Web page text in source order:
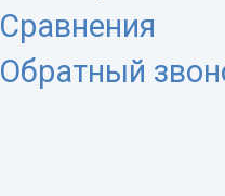
Сравнения
Обратный